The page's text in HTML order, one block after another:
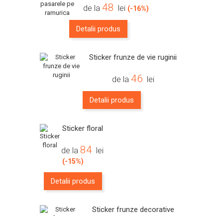
de la 48 lei (-16%)
Detalii produs
Sticker frunze de vie ruginii
de la 46 lei
Detalii produs
Sticker floral
de la84 lei
(-15%)
Detalii produs
Sticker frunze decorative